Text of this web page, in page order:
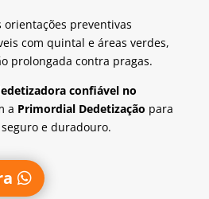
preventivas
com quintal e áreas verdes,
prolongada contra pragas.
confiável no
a Primordial Dedetização para
e duradouro.